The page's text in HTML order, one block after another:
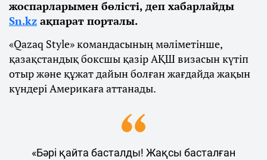
жоспарларымен бөлісті, деп хабарлайды
Sn.kz ақпарат порталы.
«Qazaq Style» командасының мәліметінше,
қазақстандық боксшы қазір АҚШ визасын күтіп
отыр және құжат дайын болған жағдайда жақын
күндері Америкаға аттанады.
«Бәрі қайта басталды! Жақсы басталған